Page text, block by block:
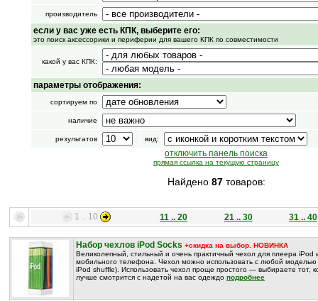
производитель
если у вас уже есть КПК, выберите его:
это поиск аксессорики и периферии для вашего КПК по совместимости
какой у вас КПК:
параметры отображения:
сортируем по
наличие
результатов вид:
отключить панель поиска
прямая ссылка на текущую страницу
Найдено 87товаров:
1 .. 10 11 .. 20 21 .. 30 31 .. 40
Набор чехлов iPod Socks +скидка на выбор. НОВИНКА
Великолепный, стильный и очень практичный чехол для плеера iPod
мобильного телефона. Чехол можно использовать с любой моделью
iPod shuffle). Использовать чехол проще простого — выбираете тот,
лучше смотрится с надетой на вас одеждо подробнее